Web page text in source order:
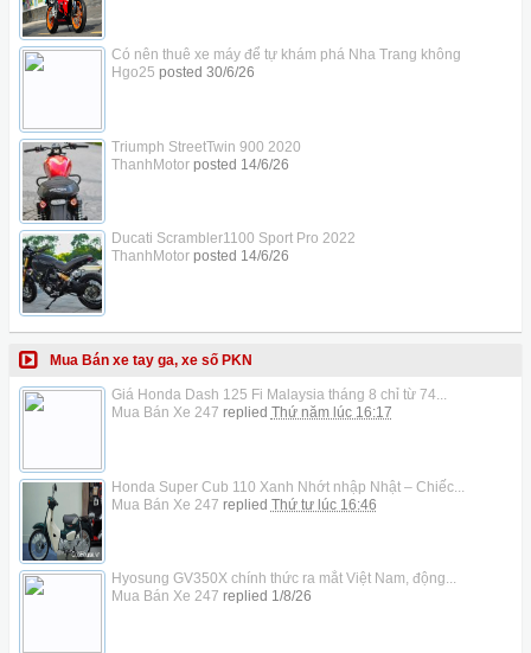
Có nên thuê xe máy để tự khám phá Nha Trang không
Hgo25 posted 30/6/26
Triumph StreetTwin 900 2020
ThanhMotorposted 14/6/26
Ducati Scrambler1100 Sport Pro 2022
ThanhMotorposted 14/6/26
Mua Bán xe tay ga, xe số PKN
Giá Honda Dash 125 Fi Malaysia tháng 8 chỉ từ 74...
Mua Bán Xe 247 replied Thứ năm lúc 16:17
Honda Super Cub 110 Xanh Nhớt nhập Nhật – Chiếc...
Mua Bán Xe 247 replied Thứ tư lúc 16:46
Hyosung GV350X chính thức ra mắt Việt Nam, động...
Mua Bán Xe 247 replied 1/8/26